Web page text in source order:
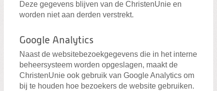
Deze gegevens blijven van de ChristenUnie en
worden niet aan derden verstrekt.
Google Analytics
Naast de websitebezoekgegevens die in het interne
beheersysteem worden opgeslagen, maakt de
ChristenUnie ook gebruik van Google Analytics om
bij te houden hoe bezoekers de website gebruiken.